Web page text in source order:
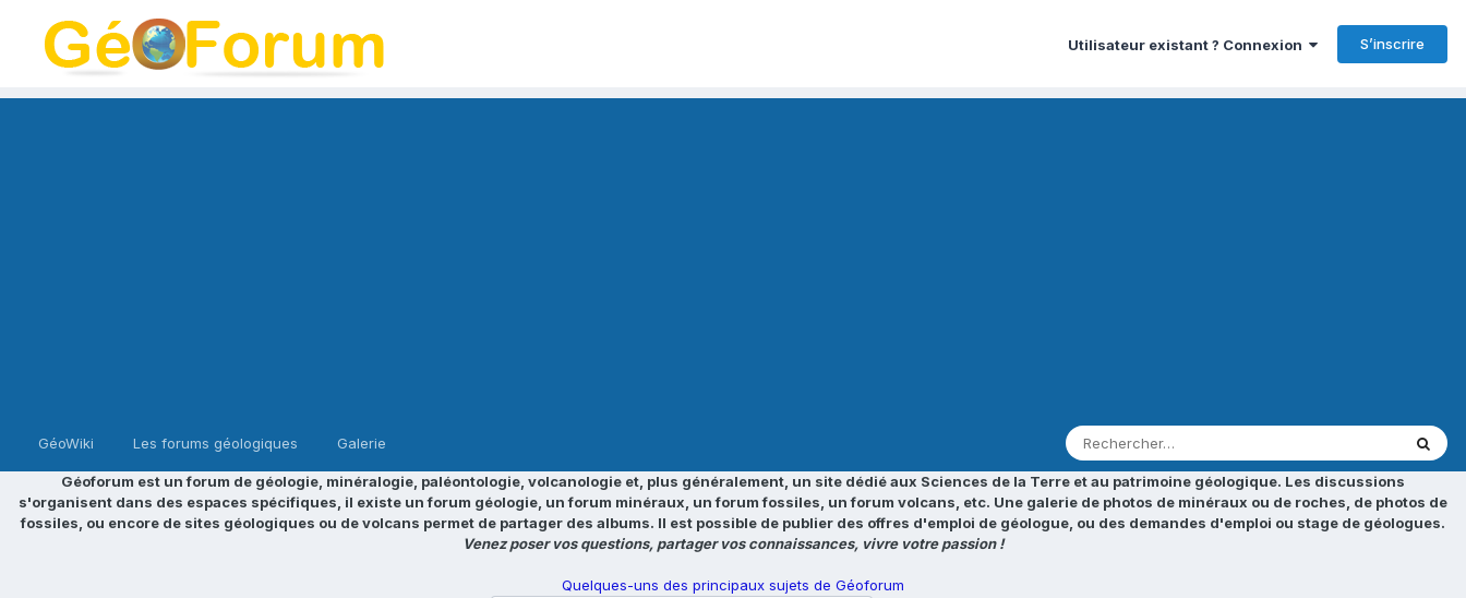
Utilisateur existant ? Connexion S’inscrire
GéoWiki Les forums géologiques Galerie
Géoforum est un forum de géologie, minéralogie, paléontologie, volcanologie et, plus généralement, un site dédié aux Sciences de la Terre et au patrimoine géologique. Les discussions
s'organisent dans des espaces spécifiques, il existe un forum géologie, un forum minéraux, un forum fossiles, un forum volcans, etc. Une galerie de photos de minéraux ou de roches, de photos de
fossiles, ou encore de sites géologiques ou de volcans permet de partager des albums. Il est possible de publier des offres d'emploi de géologue, ou des demandes d'emploi ou stage de géologues.
Venez poser vos questions, partager vos connaissances, vivre votre passion !
Quelques-uns des principaux sujets de Géoforum